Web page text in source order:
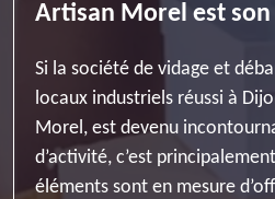
Artisan Morel est
Si la société de vidage et
locaux industriels réussi à
Morel, est devenu
d’activité, c’est
éléments sont en mesure